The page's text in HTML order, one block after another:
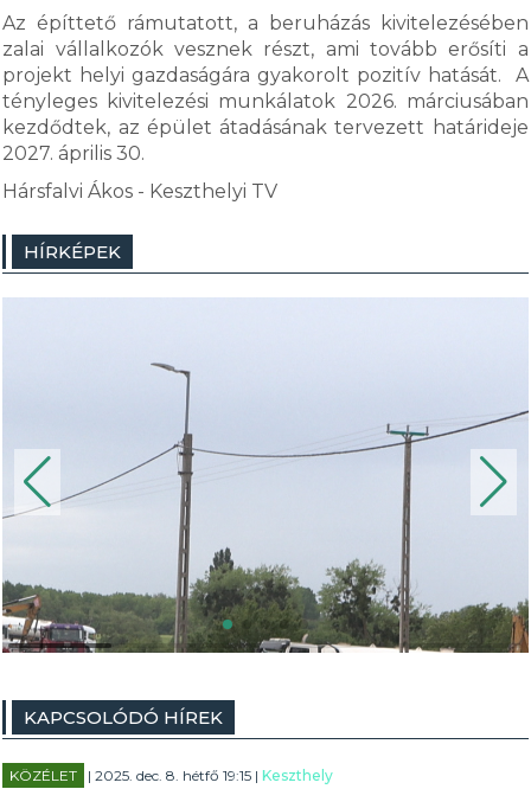
Az építtető rámutatott, a beruházás kivitelezésében
zalai vállalkozók vesznek részt, ami tovább erősíti a
projekt helyi gazdaságára gyakorolt pozitív hatását. A
tényleges kivitelezési munkálatok 2026. márciusában
kezdődtek, az épület átadásának tervezett határideje
2027. április 30.
Hársfalvi Ákos - Keszthelyi TV
HÍRKÉPEK
KAPCSOLÓDÓ HÍREK
KÖZÉLET | 2025. dec. 8. hétfő 19:15 |Keszthely